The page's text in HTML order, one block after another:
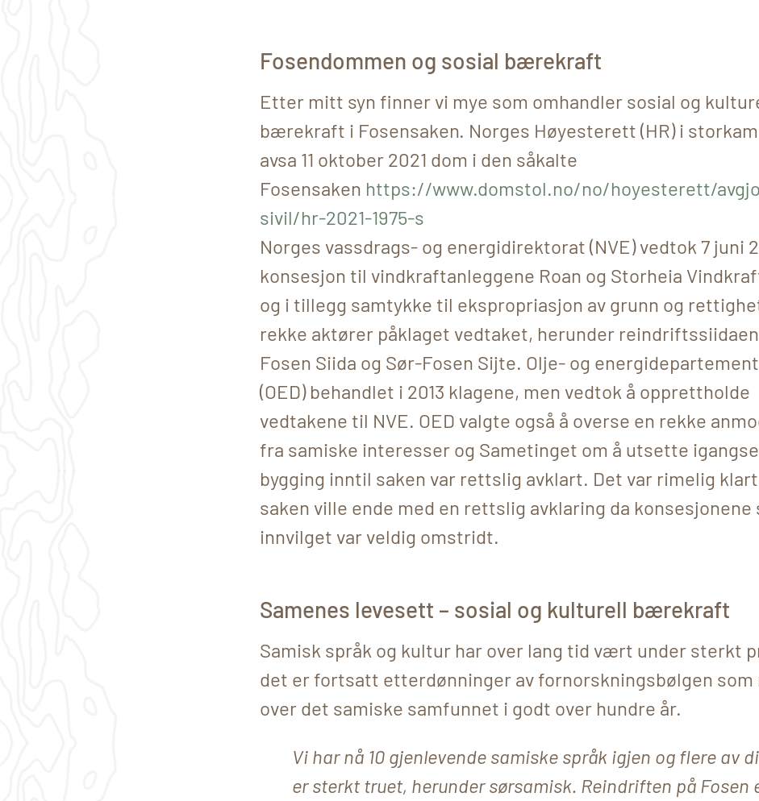
Fosendommen og sosial bærekraft
Etter mitt syn finner vi mye som omhandler sosial og
bærekraft i Fosensaken. Norges Høyesterett (HR) i
avsa 11 oktober 2021 dom i den såkalte
Fosensaken https://www.domstol.no/no/hoyesterett/
sivil/hr-2021-1975-s
Norges vassdrags- og energidirektorat (NVE) vedtok 7 juni
konsesjon til vindkraftanleggene Roan og Storheia
og i tillegg samtykke til ekspropriasjon av grunn og
rekke aktører påklaget vedtaket, herunder
Fosen Siida og Sør-Fosen Sijte. Olje- og
(OED) behandlet i 2013 klagene, men vedtok å opprettholde
vedtakene til NVE. OED valgte også å overse en rekke
fra samiske interesser og Sametinget om å utsette
bygging inntil saken var rettslig avklart. Det var rimelig
saken ville ende med en rettslig avklaring da konsesjonene
innvilget var veldig omstridt.
Samenes levesett – sosial og kulturell bærekraft
Samisk språk og kultur har over lang tid vært under sterkt
det er fortsatt etterdønninger av fornorskningsbølgen
over det samiske samfunnet i godt over hundre år.
Vi har nå 10 gjenlevende samiske språk igjen og flere av
er sterkt truet, herunder sørsamisk. Reindriften på Fosen